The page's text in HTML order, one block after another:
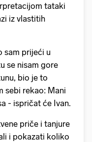
tataki
iz vlastitih
sam prijeći u
se nisam gore
bio je to
sebi rekao: Mani
- ispričat će Ivan.
priče i tanjure
i pokazati koliko